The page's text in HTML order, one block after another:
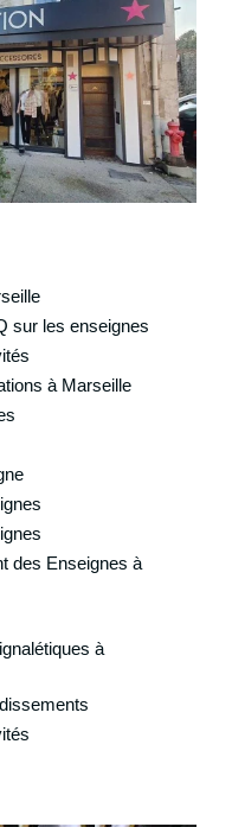
sur les enseignes
à Marseille
des Enseignes à
à